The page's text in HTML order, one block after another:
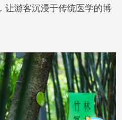
让游客沉浸于传统医学的博